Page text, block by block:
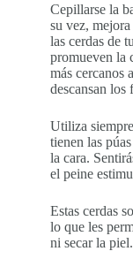
Cepillarse la
su vez,
las cerdas de
promueven la
más cercanos
descansan
Utiliza
tienen las
la cara.
el peine
Estas cerdas
lo que les
ni secar la piel.